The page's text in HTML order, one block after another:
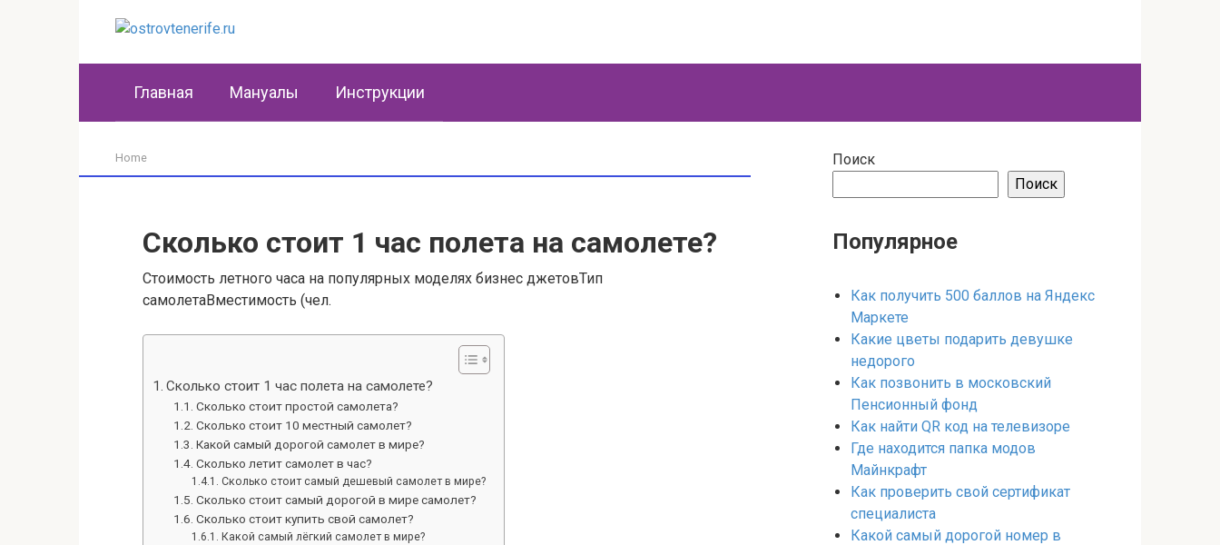
Главная Мануалы Инструкции
Home
Сколько стоит 1 час полета на самолете?
Стоимость летного часа на популярных моделях бизнес джетовТип
самолетаВместимость (чел.
Сколько стоит 1 час полета на самолете?
Сколько стоит простой самолета?
Сколько стоит 10 местный самолет?
Какой самый дорогой самолет в мире?
Сколько летит самолет в час?
Сколько стоит самый дешевый самолет в мире?
Сколько стоит самый дорогой в мире самолет?
Сколько стоит купить свой самолет?
Какой самый лёгкий самолет в мире?
Поиск
Поиск
Популярное
Как получить 500 баллов на Яндекс
Маркете
Какие цветы подарить девушке
недорого
Как позвонить в московский
Пенсионный фонд
Как найти QR код на телевизоре
Где находится папка модов
Майнкрафт
Как проверить свой сертификат
специалиста
Какой самый дорогой номер в